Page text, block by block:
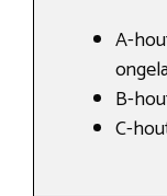
A-
B-
C-